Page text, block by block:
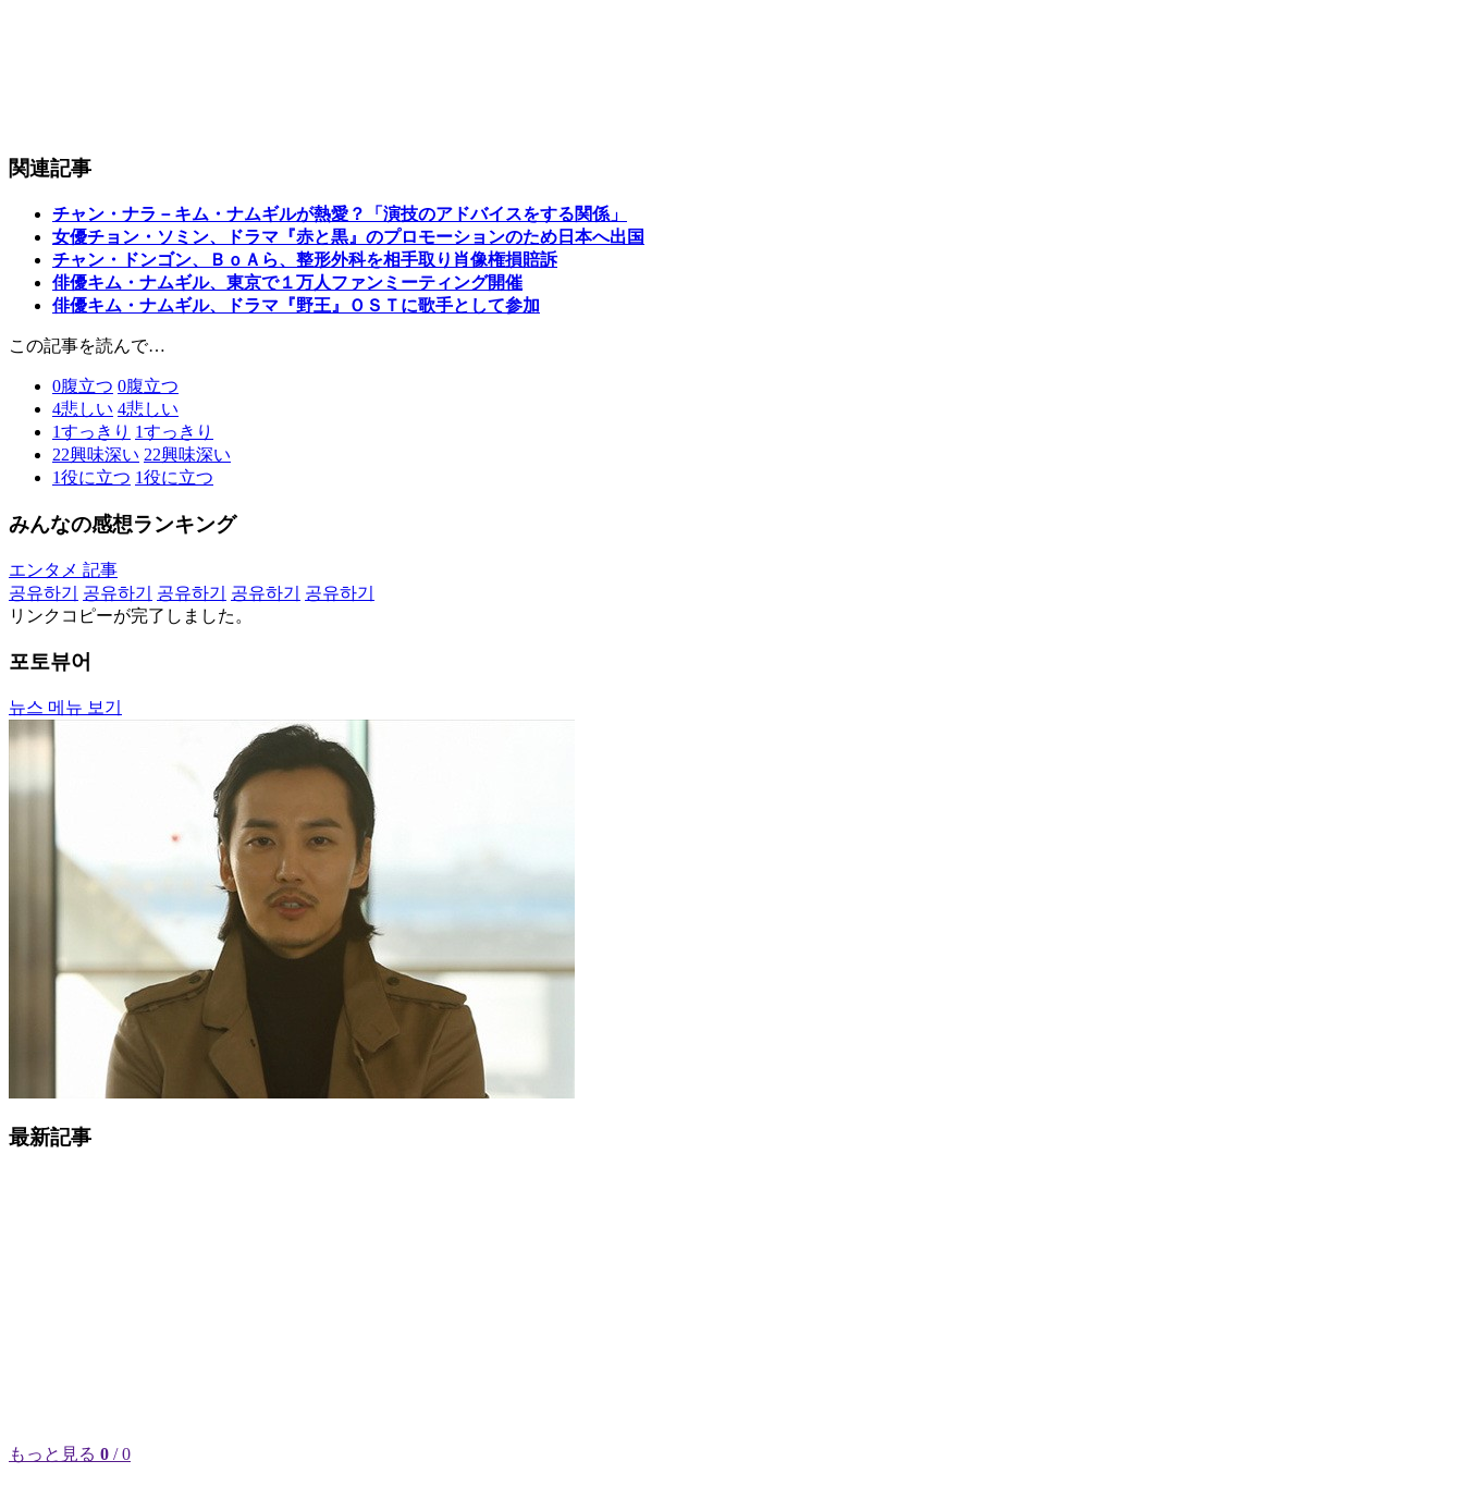
関連記事
チャン・ナラ－キム・ナムギルが熱愛？「演技のアドバイスをする関係」
女優チョン・ソミン、ドラマ『赤と黒』のプロモーションのため日本へ出国
チャン・ドンゴン、ＢｏＡら、整形外科を相手取り肖像権損賠訴
俳優キム・ナムギル、東京で１万人ファンミーティング開催
俳優キム・ナムギル、ドラマ『野王』ＯＳＴに歌手として参加
この記事を読んで…
0腹立つ 0腹立つ
4悲しい 4悲しい
1すっきり 1すっきり
22興味深い 22興味深い
1役に立つ 1役に立つ
みんなの感想ランキング
エンタメ 記事
공유하기
공유하기 공유하기 공유하기
공유하기
リンクコピーが完了しました。
포토뷰어
뉴스 메뉴 보기
最新記事
もっと見る 0 / 0